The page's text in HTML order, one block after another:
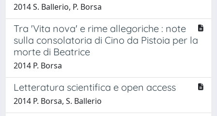
2014 S. Ballerio, P. Borsa
Tra 'Vita nova' e rime allegoriche : note
sulla consolatoria di Cino da Pistoia per la
morte di Beatrice
2014 P. Borsa
Letteratura scientifica e open access
2014 P. Borsa, S. Ballerio